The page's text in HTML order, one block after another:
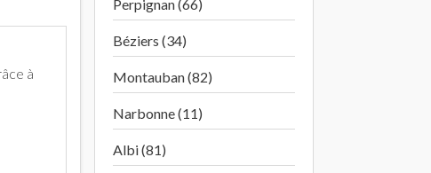
à
Perpignan (66)
Béziers (34)
Montauban (82)
Narbonne (11)
Albi (81)